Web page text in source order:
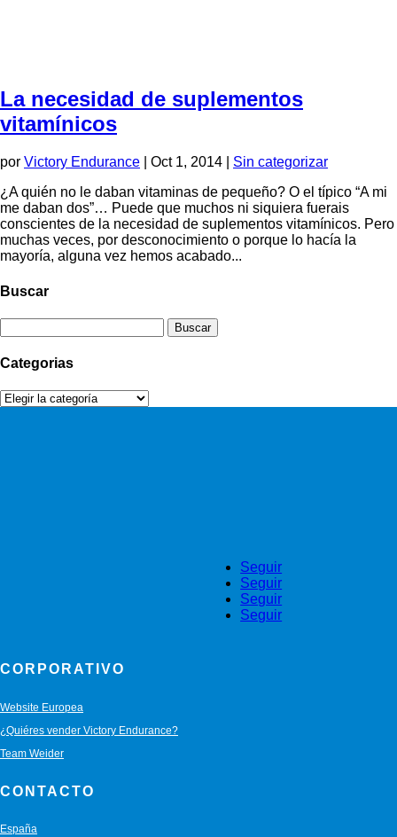
La necesidad de suplementos
vitamínicos
por Victory Endurance Oct 1, 2014
Sin categorizar
¿A quién no le daban vitaminas de pequeño? O el típico “A mi
me daban dos”… Puede que muchos ni siquiera fuerais
conscientes de la necesidad de suplementos vitamínicos. Pero
muchas veces, por desconocimiento o porque lo hacía la
mayoría, alguna vez hemos acabado...
Buscar
Categorias
Categorias
Seguir
Seguir
Seguir
Seguir
CORPORATIVO
Website Europea
¿Quiéres vender Victory Endurance?
Team Weider
CONTACTO
España